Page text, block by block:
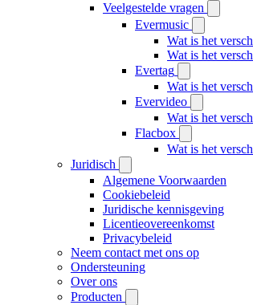
Veelgestelde vragen
Evermusic
Wat is het
Wat is het
Evertag
Wat is het
Evervideo
Wat is het
Flacbox
Wat is het
Juridisch
Algemene Voorwaarden
Cookiebeleid
Juridische kennisgeving
Licentieovereenkomst
Privacybeleid
Neem contact met ons op
Ondersteuning
Over ons
Producten